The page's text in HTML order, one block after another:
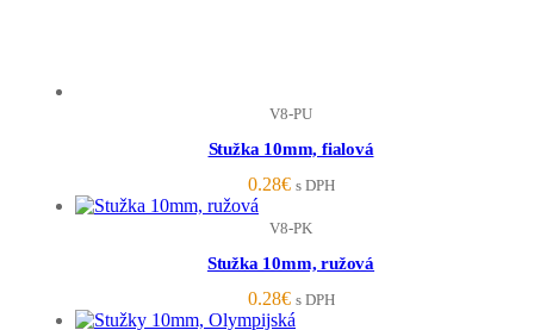
V8-PU
Stužka 10mm, fialová
0.28€ s DPH
V8-PK
Stužka 10mm, ružová
0.28€ s DPH